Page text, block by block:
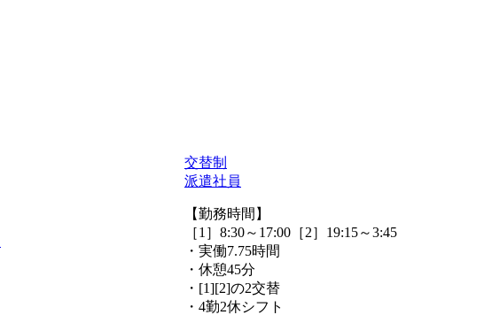
交替制
派遣社員
【勤務時間】
［1］8:30～17:00［2］19:15～3:45
・実働7.75時間
・休憩45分
・[1][2]の2交替
・4勤2休シフト